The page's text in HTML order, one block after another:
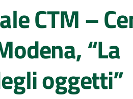
CTM –
“La
oggetti”